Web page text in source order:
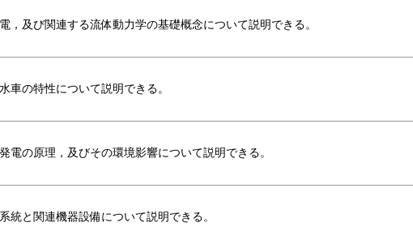
，及び関連する流体動力学の基礎概念について説明できる。
車の特性について説明できる。
電の原理，及びその環境影響について説明できる。
統と関連機器設備について説明できる。